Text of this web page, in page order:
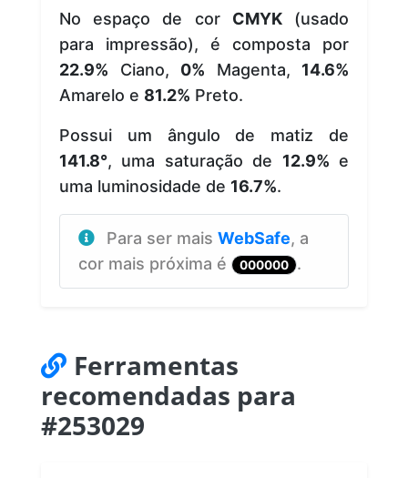
No espaço de cor CMYK(usado
para impressão), é composta por
22.9% Ciano, 0% Magenta, 14.6%
Amarelo e 81.2% Preto.
Possui um ângulo de matiz de
141.8°, uma saturação de 12.9% e
uma luminosidade de 16.7%.
Para ser mais WebSafe, a
cor mais próxima é
000000 .
Ferramentas
recomendadas para
#253029